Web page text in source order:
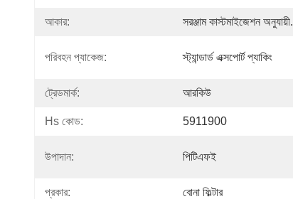
আকার: সরঞ্জাম কাস্টমাইজেশন অনুযায়ী.
পরিবহন প্যাকেজ: স্ট্যান্ডার্ড এক্সপোর্ট প্যাকিং
ট্রেডমার্ক: আরকিউ
Hs কোড: 5911900
উপাদান: পিটিএফই
প্রকার: বোনা ফিল্টার